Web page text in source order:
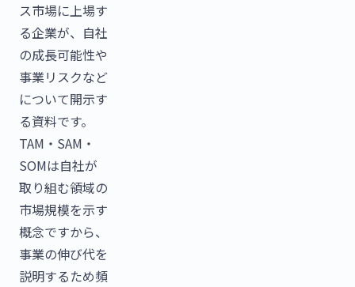
ス市場に上場す
る企業が、自社
の成長可能性や
事業リスクなど
について開示す
る資料です。
TAM・SAM・
SOMは自社が
取り組む領域の
市場規模を示す
概念ですから、
事業の伸び代を
説明するため頻